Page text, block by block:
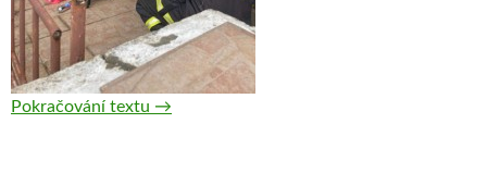
Pokračování textu Výjezd 18 — Technická pomoc, likvidace
→